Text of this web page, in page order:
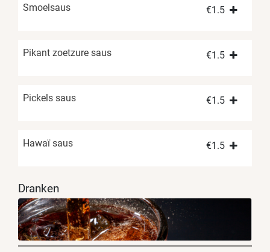
Smoelsaus €1.5
Pikant zoetzure saus €1.5
Pickels saus €1.5
Hawaï saus €1.5
Dranken